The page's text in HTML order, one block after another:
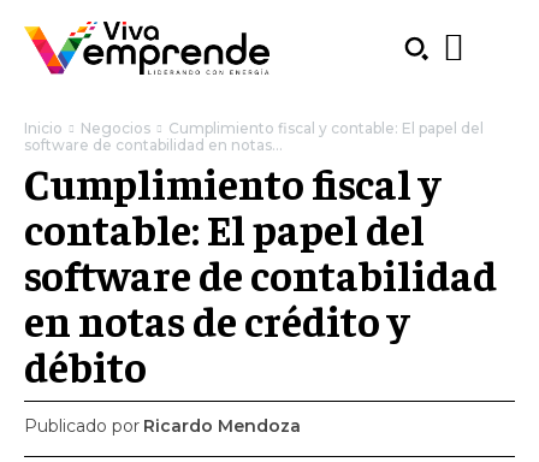
Inicio Negocios
Cumplimiento fiscal y contable: El papel del
software de contabilidad en notas...
Cumplimiento fiscal y
contable: El papel del
software de contabilidad
en notas de crédito y
débito
Publicado por Ricardo Mendoza